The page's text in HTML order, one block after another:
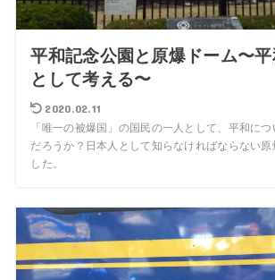
平和記念公園と原爆ドーム〜平
として考える〜
2020.02.11
「唯一の被爆国」の国民の一人として、平和に
だろうか？日本人として知らなければならない原
した。